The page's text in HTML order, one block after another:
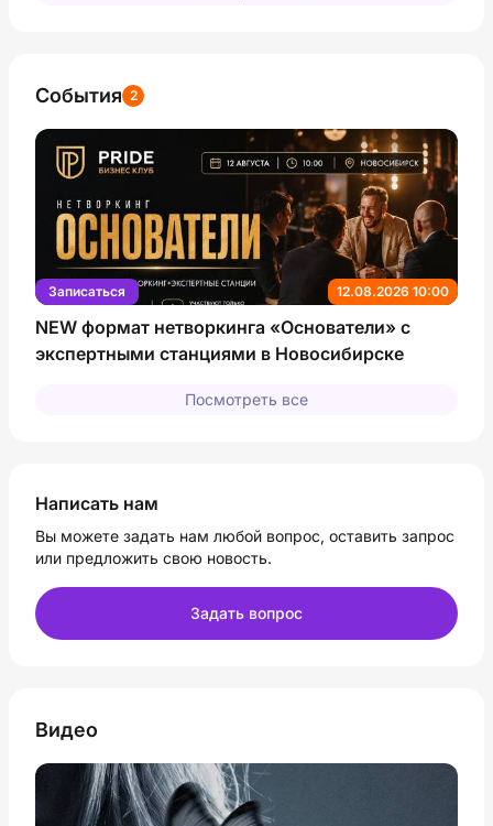
События 2
12.08.2026 10:00
Записаться
NEW формат нетворкинга «Основатели» с
экспертными станциями в Новосибирске
Посмотреть все
Написать нам
Вы можете задать нам любой вопрос, оставить запрос
или предложить свою новость.
Задать вопрос
Видео